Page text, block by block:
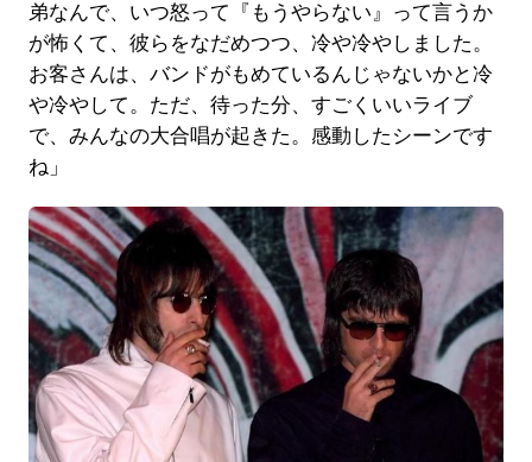
弟なんで、いつ怒って『もうやらない』って言うか
が怖くて、彼らをなだめつつ、冷や冷やしました。
お客さんは、バンドがもめているんじゃないかと冷
や冷やして。ただ、待った分、すごくいいライブ
で、みんなの大合唱が起きた。感動したシーンです
ね」